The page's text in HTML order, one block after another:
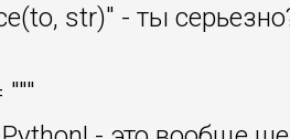
str)" - ты
"""